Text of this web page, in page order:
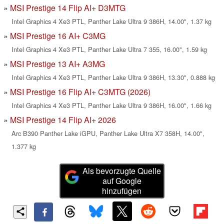
MSI Prestige 14 Flip AI+ D3MTG
Intel Graphics 4 Xe3 PTL, Panther Lake Ultra 9 386H, 14.00", 1.37 kg
MSI Prestige 16 AI+ C3MG
Intel Graphics 4 Xe3 PTL, Panther Lake Ultra 7 355, 16.00", 1.59 kg
MSI Prestige 13 AI+ A3MG
Intel Graphics 4 Xe3 PTL, Panther Lake Ultra 9 386H, 13.30", 0.888 kg
MSI Prestige 16 Flip AI+ C3MTG (2026)
Intel Graphics 4 Xe3 PTL, Panther Lake Ultra 9 386H, 16.00", 1.66 kg
MSI Prestige 14 Flip AI+ 2026
Arc B390 Panther Lake iGPU, Panther Lake Ultra X7 358H, 14.00",
1.377 kg
Als bevorzugte Quelle
auf Google
hinzufügen